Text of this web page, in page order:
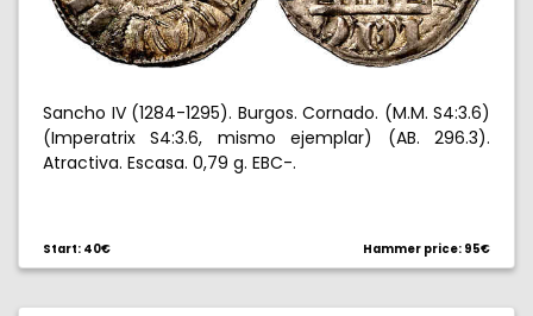
Sancho IV (1284-1295). Burgos. Cornado. (M.M. S4:3.6)
(Imperatrix S4:3.6, mismo ejemplar) (AB. 296.3).
Atractiva. Escasa. 0,79 g. EBC-.
Start: 40€ Hammer price: 95€